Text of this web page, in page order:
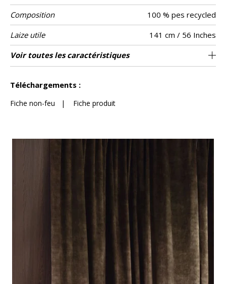
Composition
100 % pes recycled
Laize utile
141 cm / 56 Inches
Rétrécissement
<2%
Raccord Raccord libre
Test
Martindale
45000
Usage
martindale
Siège à usage intensif : >40,000 cycles
(Martindale) et/ou >30,000 doubles rubs
Wyzenbeek 65000
Sens De large
Poids g/m² 563
Performance
Accoustique
aw - 0.15
Usage
Entretien
Pays d'origine Inde
Voir toutes les caractéristiques
Téléchargements :
Fiche non-feu | Fiche produit